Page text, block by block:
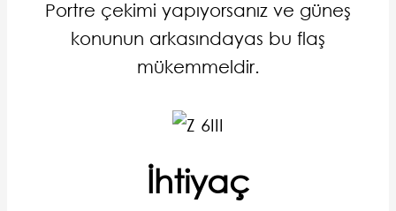
Portre çekimi yapıyorsanız ve güneş
konunun arkasındayas bu flaş
mükemmeldir.
İhtiyaç